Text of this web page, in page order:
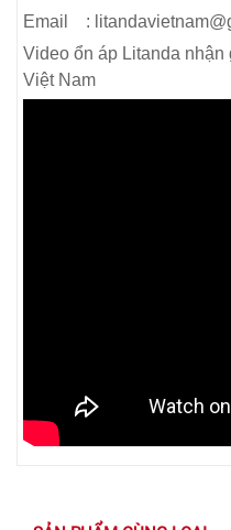
Email :
Video ổn áp Litanda
Việt Nam